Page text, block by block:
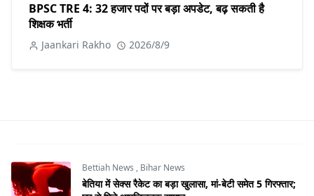
BPSC TRE 4: 32 हजार पदों पर बड़ा अपडेट, बढ़ सकती है
शिक्षक भर्ती
Jaankari Rakho 2026/8/9
Bettiah News , Bihar News
बेतिया में सेक्स रैकेट का बड़ा खुलासा, मां-बेटी समेत 5 गिरफ्तार;